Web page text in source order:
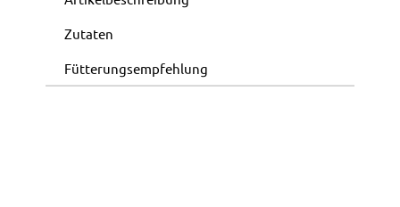
Zutaten
Fütterungsempfehlung